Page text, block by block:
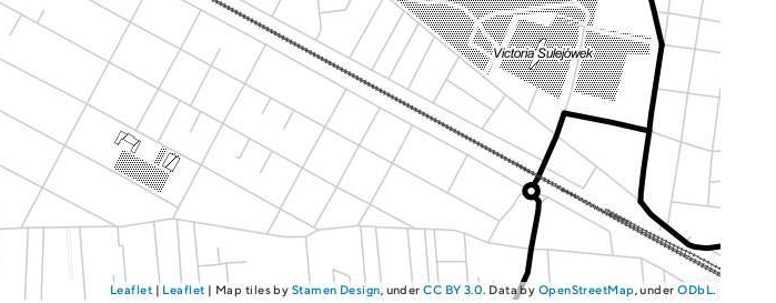
Leaflet | Leaflet | Map tiles by Stamen Design, underCC BY 3.0. Data by OpenStreetMap, underODbL.